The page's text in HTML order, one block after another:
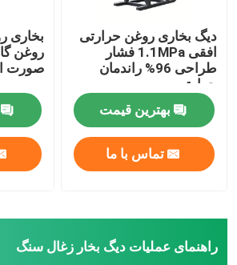
دیگ بخاری روغن حرارتی
افقی 1.1MPa فشار
طراحی 96% راندمان
حرارتی
بهترین قیمت
تماس با ما
بخاری
روغن
صورت
راهنمای عملیات دیگ بخار زغال سنگ